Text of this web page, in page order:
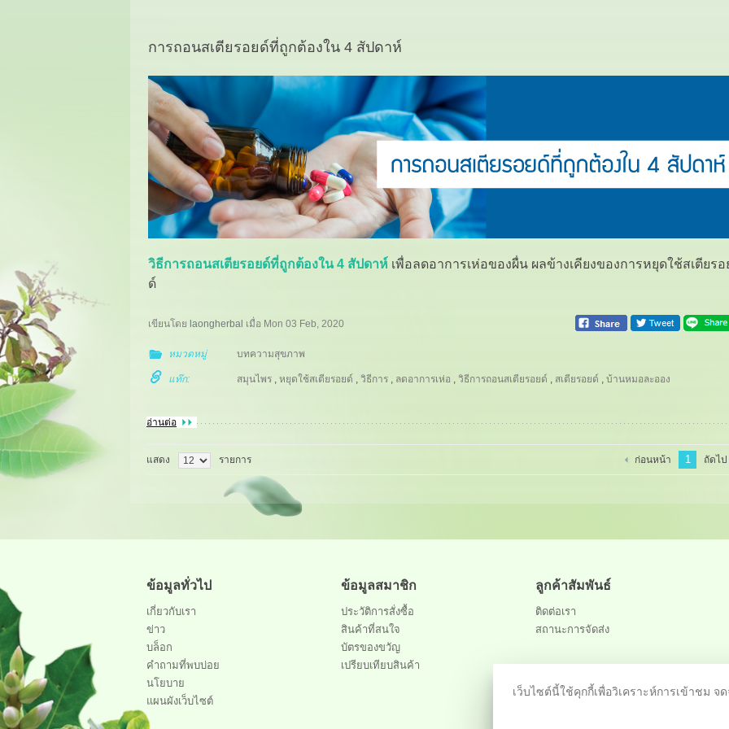
การถอนสเตียรอยด์ที่ถูกต้องใน 4 สัปดาห์
วิธีการถอนสเตียรอยด์ที่ถูกต้องใน 4 สัปดาห์ เพื่อลดอาการเห่อของผื่น ผลข้างเคียงของการหยุดใช้สเตียรอ
ด์
เขียนโดย laongherbal เมื่อ Mon 03 Feb, 2020
หมวดหมู่ บทความสุขภาพ
แท๊ก: สมุนไพร, หยุดใช้สเตียรอยด์ , วิธีการ, ลดอาการเห่อ , วิธีการถอนสเตียรอยด์ , สเตียรอยด์ , บ้านหมอละออง
อ่านต่อ
แสดง รายการ ก่อนหน้า 1 ถัดไป
ข้อมูลทั่วไป
เกี่ยวกับเรา
ข่าว
บล็อก
คำถามที่พบบ่อย
นโยบาย
แผนผังเว็บไซต์
ข้อมูลสมาชิก
ประวัติการสั่งซื้อ
สินค้าที่สนใจ
บัตรของขวัญ
เปรียบเทียบสินค้า
ลูกค้าสัมพันธ์
ติดต่อเรา
สถานะการจัดส่ง
เว็บไซต์นี้ใช้คุกกี้เพื่อวิเคราะห์การเข้าชม